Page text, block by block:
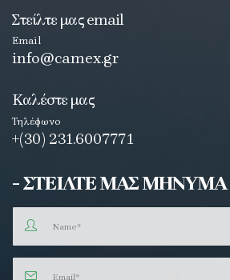
Στείλτε μας email
Email
info@camex.gr
Καλέστε μας
Τηλέφωνο
+(30) 231.6007771
- ΣΤΕΙΛΤΕ ΜΑΣ ΜΗΝΥΜΑ